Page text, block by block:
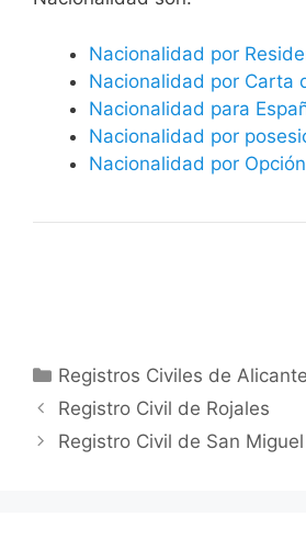
Nacionalidad por
Nacionalidad por Carta
Nacionalidad para
Nacionalidad por
Nacionalidad por Opción
Categorías
Registros Civiles de Alicante
Registro Civil de Rojales
Registro Civil de San